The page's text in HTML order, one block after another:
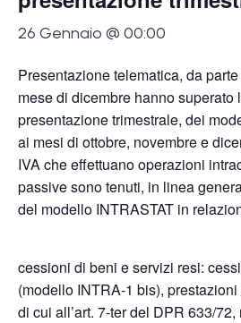
26 Gennaio @ 00:00
Presentazione telematica, da
mese di dicembre hanno superato
presentazione trimestrale, dei
ai mesi di ottobre, novembre e
IVA che effettuano operazioni
passive sono tenuti, in linea
del modello INTRASTAT in
cessioni di beni e servizi resi:
(modello INTRA-1 bis), prestazioni
di cui all’art. 7-ter del DPR 633/